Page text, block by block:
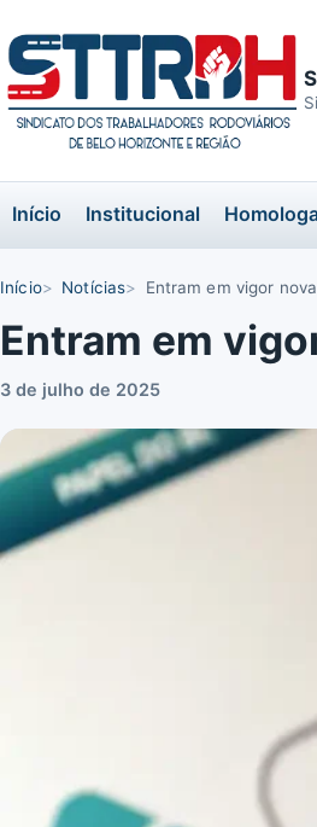
Início Institucional
Início Notícias Entram em vigor
Entram em
3 de julho de 2025